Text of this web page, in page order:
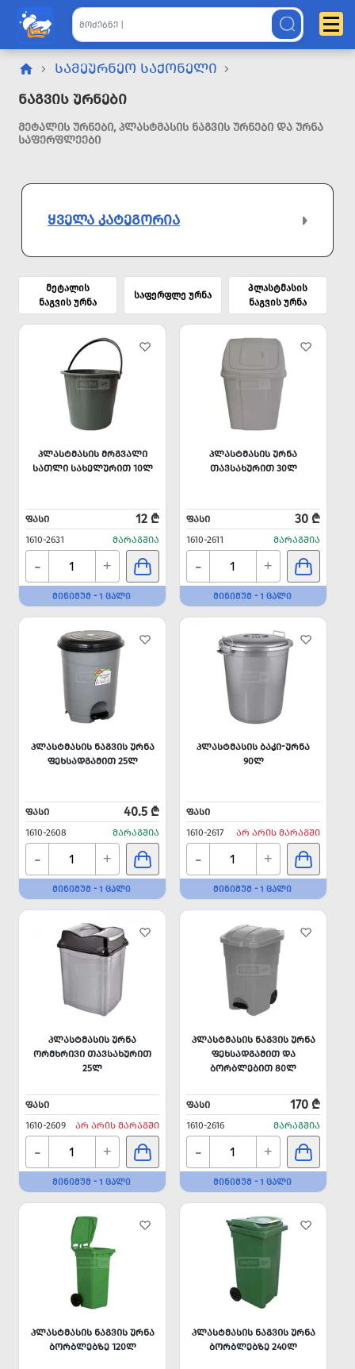
ᲡᲐᲛᲔᲣᲠᲜᲔᲝ ᲡᲐᲥᲝᲜᲔᲚᲘ
Ნაგვის Ურნები
ᲛᲔᲢᲐᲚᲘᲡ ᲣᲠᲜᲔᲑᲘ, ᲞᲚᲐᲡᲢᲛᲐᲡᲘᲡ ᲜᲐᲒᲕᲘᲡ ᲣᲠᲜᲔᲑᲘ ᲓᲐ ᲣᲠᲜᲐ
ᲡᲐᲤᲔᲠᲤᲚᲔᲔᲑᲘ
ᲧᲕᲔᲚᲐ ᲙᲐᲢᲔᲒᲝᲠᲘᲐ
მეტალის
ნაგვის ურნა
საფერფლე ურნა
პლასტმასის
ნაგვის ურნა
ᲞᲚᲐᲡᲢᲛᲐᲡᲘᲡ ᲛᲠᲒᲕᲐᲚᲘ
ᲡᲐᲗᲚᲘ ᲡᲐᲮᲔᲚᲣᲠᲘᲗ 10Ლ
ᲤᲐᲡᲘ 12 ₾
1610-2631 ᲛᲐᲠᲐᲒᲨᲘᲐ
- +
ᲛᲘᲜᲘᲛᲣᲛ - 1 ᲪᲐᲚᲘ
ᲞᲚᲐᲡᲢᲛᲐᲡᲘᲡ ᲣᲠᲜᲐ
ᲗᲐᲕᲡᲐᲮᲣᲠᲘᲗ 30Ლ
ᲤᲐᲡᲘ 30 ₾
1610-2611 ᲛᲐᲠᲐᲒᲨᲘᲐ
- +
ᲛᲘᲜᲘᲛᲣᲛ - 1 ᲪᲐᲚᲘ
ᲞᲚᲐᲡᲢᲛᲐᲡᲘᲡ ᲜᲐᲒᲕᲘᲡ ᲣᲠᲜᲐ
ᲤᲔᲮᲡᲐᲓᲒᲐᲛᲘᲗ 25Ლ
ᲤᲐᲡᲘ 40.5 ₾
1610-2608 ᲛᲐᲠᲐᲒᲨᲘᲐ
- +
ᲛᲘᲜᲘᲛᲣᲛ - 1 ᲪᲐᲚᲘ
ᲞᲚᲐᲡᲢᲛᲐᲡᲘᲡ ᲑᲐᲙᲘ-ᲣᲠᲜᲐ
90Ლ
ᲤᲐᲡᲘ
1610-2617
ᲐᲠ ᲐᲠᲘᲡ ᲛᲐᲠᲐᲒᲨᲘ
- +
ᲛᲘᲜᲘᲛᲣᲛ - 1 ᲪᲐᲚᲘ
ᲞᲚᲐᲡᲢᲛᲐᲡᲘᲡ ᲣᲠᲜᲐ
ᲝᲠᲛᲮᲠᲘᲕᲘ ᲗᲐᲕᲡᲐᲮᲣᲠᲘᲗ
25Ლ
ᲤᲐᲡᲘ
1610-2609
ᲐᲠ ᲐᲠᲘᲡ ᲛᲐᲠᲐᲒᲨᲘ
- +
ᲛᲘᲜᲘᲛᲣᲛ - 1 ᲪᲐᲚᲘ
ᲞᲚᲐᲡᲢᲛᲐᲡᲘᲡ ᲜᲐᲒᲕᲘᲡ ᲣᲠᲜᲐ
ᲤᲔᲮᲡᲐᲓᲒᲐᲛᲘᲗ ᲓᲐ
ᲑᲝᲠᲑᲚᲔᲑᲘᲗ 80Ლ
ᲤᲐᲡᲘ 170 ₾
1610-2616 ᲛᲐᲠᲐᲒᲨᲘᲐ
- +
ᲛᲘᲜᲘᲛᲣᲛ - 1 ᲪᲐᲚᲘ
ᲞᲚᲐᲡᲢᲛᲐᲡᲘᲡ ᲜᲐᲒᲕᲘᲡ ᲣᲠᲜᲐ
ᲑᲝᲠᲑᲚᲔᲑᲖᲔ 120Ლ
ᲞᲚᲐᲡᲢᲛᲐᲡᲘᲡ ᲜᲐᲒᲕᲘᲡ ᲣᲠᲜᲐ
ᲑᲝᲠᲑᲚᲔᲑᲖᲔ 240Ლ